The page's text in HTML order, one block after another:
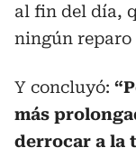
al fin del día,
ningún
Y concluyó:
más
derrocar a la